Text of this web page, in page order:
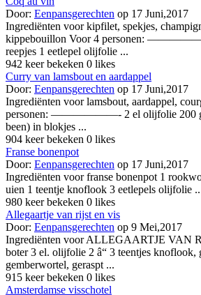
Door: Eenpansgerechten op 17 Juni,2017
Ingrediënten voor kipfilet, spekjes,
kippebouillon Voor 4 personen:
reepjes 1 eetlepel olijfolie ...
942 keer bekeken 0 likes
Curry van lamsbout en aardappel
Door: Eenpansgerechten op 17 Juni,2017
Ingrediënten voor lamsbout, aardappel,
personen: ——————- 2 el olijfolie 200 gr
been) in blokjes ...
904 keer bekeken 0 likes
Franse bonenpot
Door: Eenpansgerechten op 17 Juni,2017
Ingrediënten voor franse bonenpot 1
uien 1 teentje knoflook 3 eetlepels olijfolie
980 keer bekeken 0 likes
Allegaartje van rijst en vis
Door: Eenpansgerechten op 9 Mei,2017
Ingrediënten voor ALLEGAARTJE VAN
boter 3 el. olijfolie 2 â“ 3 teentjes knoflook,
gemberwortel, geraspt ...
915 keer bekeken 0 likes
Amsterdamse visschotel